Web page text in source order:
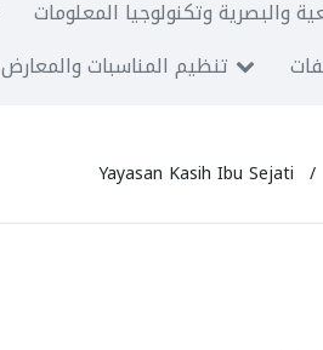
والبصرية وتكنولوجيا المعلومات
تنظيم المناسبات والمعارض
Yayasan Kasih Ibu Sejati